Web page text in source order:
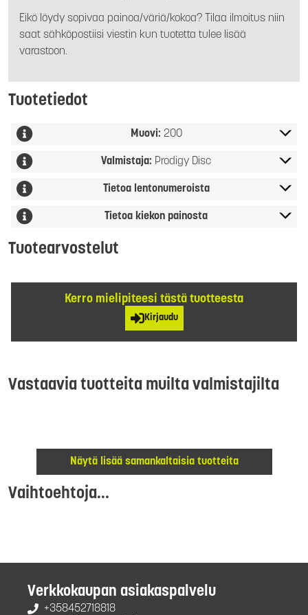
Eikö löydy sopivaa painoa/väriä/kokoa? Tilaa ilmoitus niin
saat sähköpostiisi viestin kun tuotetta tulee lisää
varastoon.
Tuotetiedot
Muovi: 200
Valmistaja: Prodigy Disc
Tietoa lentonumeroista
Tietoa kiekon painosta
Tuotearvostelut
Kerro mielipiteesi tästä tuotteesta
Kirjaudu
Vastaavia tuotteita muilta valmistajilta
Näytä lisää samankaltaisia tuotteita
Vaihtoehtoja...
Verkkokaupan asiakaspalvelu
+358452718818